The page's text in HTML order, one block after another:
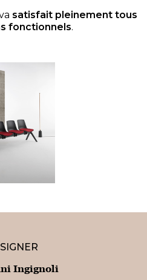
satisfait pleinement tous
fonctionnels.
Ingignoli